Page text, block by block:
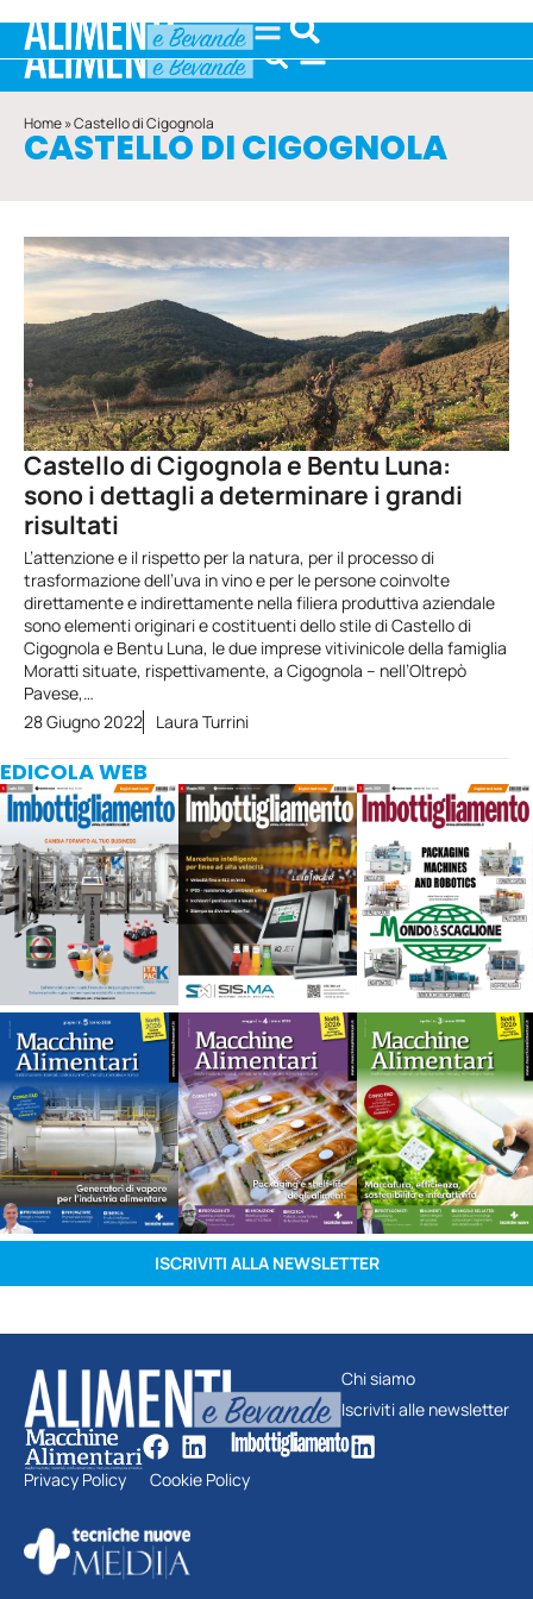
Home»Castello di Cigognola
CASTELLO DI CIGOGNOLA
Castello di Cigognola e Bentu Luna:
sono i dettagli a determinare i grandi
risultati
L’attenzione e il rispetto per la natura, per il processo di
trasformazione dell’uva in vino e per le persone coinvolte
direttamente e indirettamente nella filiera produttiva aziendale
sono elementi originari e costituenti dello stile di Castello di
Cigognola e Bentu Luna, le due imprese vitivinicole della famiglia
Moratti situate, rispettivamente, a Cigognola – nell’Oltrepò
Pavese,…
28 Giugno 2022
Laura Turrini
EDICOLA WEB
ISCRIVITI ALLA NEWSLETTER
Chi siamo
Iscriviti alle newsletter
Privacy Policy Cookie Policy